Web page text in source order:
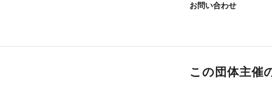
お問い合わせ
この団体主催